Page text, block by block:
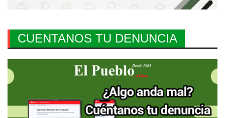
CUENTANOS TU DENUNCIA